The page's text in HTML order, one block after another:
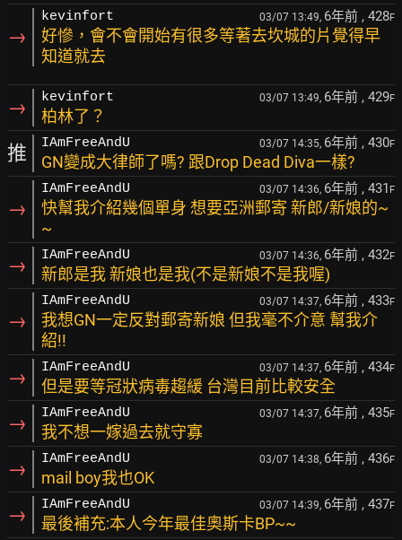
→
kevinfort 03/07 13:49, 6年前 , 428F
好慘，會不會開始有很多等著去坎城的片覺得早
知道就去
→ kevinfort 03/07 13:49, 6年前 , 429F
柏林了？
推 IAmFreeAndU 03/07 14:35, 6年前 , 430F
GN變成大律師了嗎? 跟Drop Dead Diva一樣?
→
IAmFreeAndU 03/07 14:36, 6年前 , 431 F
快幫我介紹幾個單身 想要亞洲郵寄 新郎/新娘的~
~
→ IAmFreeAndU 03/07 14:36, 6年前 , 432F
新郎是我 新娘也是我(不是新娘不是我喔)
→
IAmFreeAndU 03/07 14:37, 6年前 , 433F
我想GN一定反對郵寄新娘 但我毫不介意 幫我介
紹!!
→ IAmFreeAndU 03/07 14:37, 6年前 , 434F
但是要等冠狀病毒趨緩 台灣目前比較安全
→ IAmFreeAndU 03/07 14:37, 6年前 , 435F
我不想一嫁過去就守寡
→ IAmFreeAndU 03/07 14:38, 6年前 , 436F
mail boy我也OK
→ IAmFreeAndU 03/07 14:39, 6年前 , 437F
最後補充:本人今年最佳奧斯卡BP~~